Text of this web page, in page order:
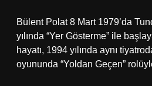
Bülent Polat 8 Mart 1979’da
yılında “Yer Gösterme” ile
hayatı, 1994 yılında aynı
oyununda “Yoldan Geçen”